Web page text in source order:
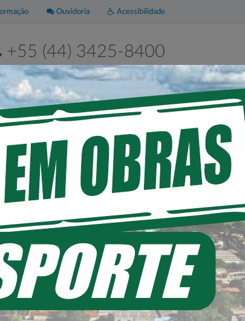
Acessibilidade
Ouvidoria
+55 (44) 3425-8400
6ª de 8h às 11h30 e das 13h às 17h30
Portal da
Transparência